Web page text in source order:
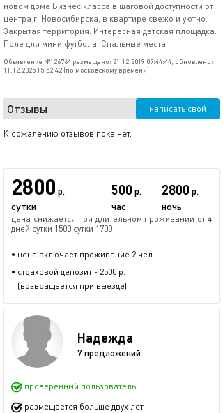
новом доме Бизнес класса в шаговой доступности от
центра г. Новосибирска, в квартире свежо и уютно.
Закрытая территория. Интересная детская площадка.
Поле для мини футбола. Спальные места:
Объявление №126764 размещено: 21.12.2019 07:44:44, обновлено:
11.12.2025 15:52:42 (по московскому времени)
Отзывы написать свой
К сожалению отзывов пока нет.
2800 р.
сутки
500 р.
час
2800 р.
ночь
цена снижается при длительном проживании от 4
дней сутки 1500 сутки 1700
• цена включает проживание 2 чел.
• страховой депозит - 2500 р.
(возвращается при выезде)
Надежда
7 предложений
проверенный пользователь
размещается больше двух лет